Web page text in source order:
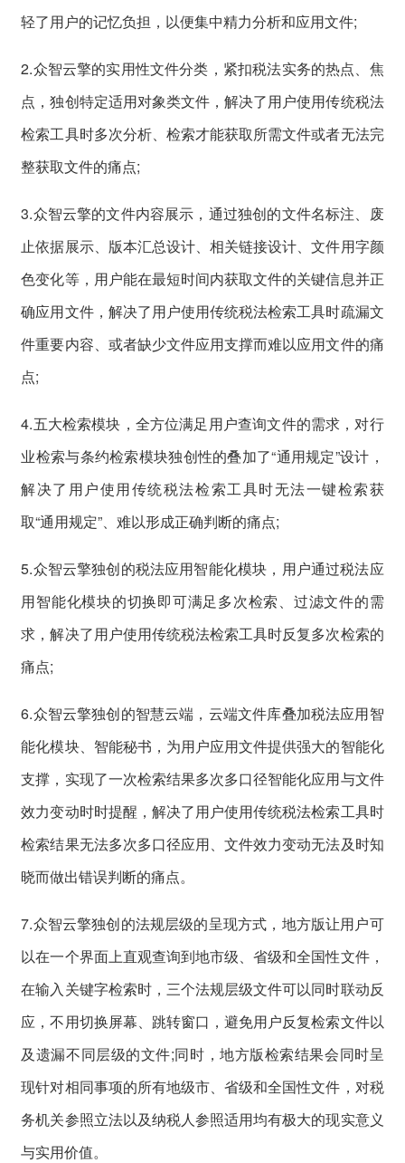
轻了用户的记忆负担，以便集中精力分析和应用文件;
2.众智云擎的实用性文件分类，紧扣税法实务的热点、焦
点，独创特定适用对象类文件，解决了用户使用传统税法
检索工具时多次分析、检索才能获取所需文件或者无法完
整获取文件的痛点;
3.众智云擎的文件内容展示，通过独创的文件名标注、废
止依据展示、版本汇总设计、相关链接设计、文件用字颜
色变化等，用户能在最短时间内获取文件的关键信息并正
确应用文件，解决了用户使用传统税法检索工具时疏漏文
件重要内容、或者缺少文件应用支撑而难以应用文件的痛
点;
4.五大检索模块，全方位满足用户查询文件的需求，对行
业检索与条约检索模块独创性的叠加了“通用规定”设计，
解决了用户使用传统税法检索工具时无法一键检索获
取“通用规定”、难以形成正确判断的痛点;
5.众智云擎独创的税法应用智能化模块，用户通过税法应
用智能化模块的切换即可满足多次检索、过滤文件的需
求，解决了用户使用传统税法检索工具时反复多次检索的
痛点;
6.众智云擎独创的智慧云端，云端文件库叠加税法应用智
能化模块、智能秘书，为用户应用文件提供强大的智能化
支撑，实现了一次检索结果多次多口径智能化应用与文件
效力变动时时提醒，解决了用户使用传统税法检索工具时
检索结果无法多次多口径应用、文件效力变动无法及时知
晓而做出错误判断的痛点。
7.众智云擎独创的法规层级的呈现方式，地方版让用户可
以在一个界面上直观查询到地市级、省级和全国性文件，
在输入关键字检索时，三个法规层级文件可以同时联动反
应，不用切换屏幕、跳转窗口，避免用户反复检索文件以
及遗漏不同层级的文件;同时，地方版检索结果会同时呈
现针对相同事项的所有地级市、省级和全国性文件，对税
务机关参照立法以及纳税人参照适用均有极大的现实意义
与实用价值。